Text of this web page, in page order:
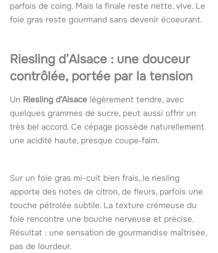
parfois de coing. Mais la finale reste nette, vive. Le
foie gras reste gourmand sans devenir écoeurant.
Riesling d’Alsace : une douceur
contrôlée, portée par la tension
Un Riesling d’Alsace légèrement tendre, avec
quelques grammes de sucre, peut aussi offrir un
très bel accord. Ce cépage possède naturellement
une acidité haute, presque coupe‑faim.
Sur un foie gras mi-cuit bien frais, le riesling
apporte des notes de citron, de fleurs, parfois une
touche pétrolée subtile. La texture crémeuse du
foie rencontre une bouche nerveuse et précise.
Résultat : une sensation de gourmandise maîtrisée,
pas de lourdeur.